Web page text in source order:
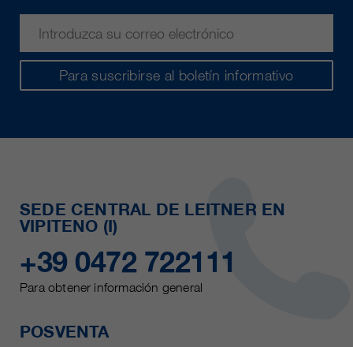
Para suscribirse al boletín informativo
SEDE CENTRAL DE LEITNER EN
VIPITENO (I)
+39 0472 722111
Para obtener información general
POSVENTA